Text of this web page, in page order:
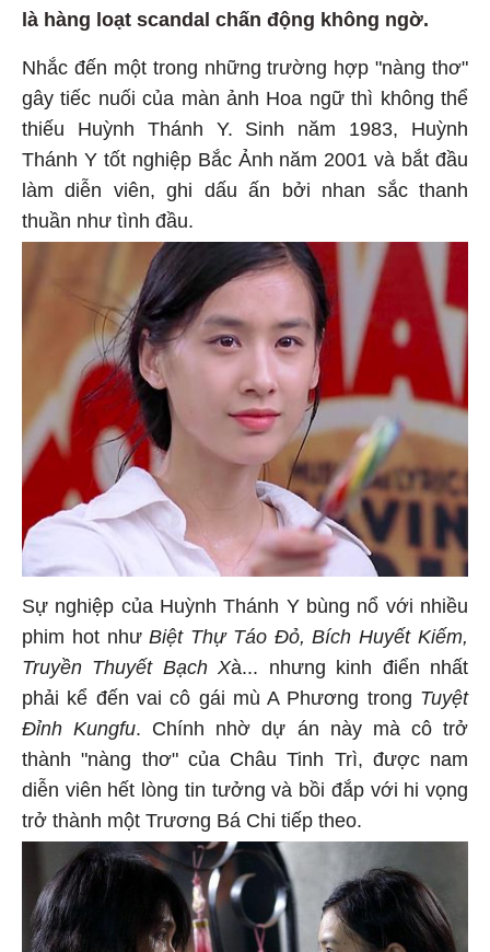
là hàng loạt scandal chấn động không ngờ.
Nhắc đến một trong những trường hợp "nàng thơ"
gây tiếc nuối của màn ảnh Hoa ngữ thì không thể
thiếu Huỳnh Thánh Y. Sinh năm 1983, Huỳnh
Thánh Y tốt nghiệp Bắc Ảnh năm 2001 và bắt đầu
làm diễn viên, ghi dấu ấn bởi nhan sắc thanh
thuần như tình đầu.
Sự nghiệp của Huỳnh Thánh Y bùng nổ với nhiều
phim hot nhưBiệt Thự Táo Đỏ, Bích Huyết Kiếm,
Truyền Thuyết Bạch Xà... nhưng kinh điển nhất
phải kể đến vai cô gái mù A Phương trong Tuyệt
Đỉnh Kungfu. Chính nhờ dự án này mà cô trở
thành "nàng thơ" của Châu Tinh Trì, được nam
diễn viên hết lòng tin tưởng và bồi đắp với hi vọng
trở thành một Trương Bá Chi tiếp theo.